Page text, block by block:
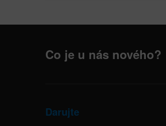
Co je u nás nového?
Darujte